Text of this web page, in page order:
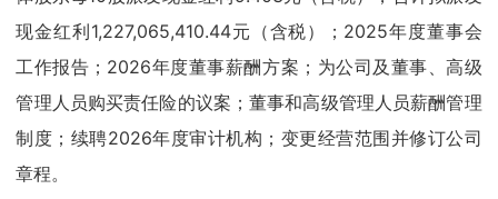
现金红利1,227,065,410.44元（含税）；2025年度董事会
工作报告；2026年度董事薪酬方案；为公司及董事、高级
管理人员购买责任险的议案；董事和高级管理人员薪酬管理
制度；续聘2026年度审计机构；变更经营范围并修订公司
章程。